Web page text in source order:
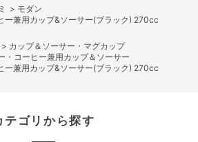
> モダン
ー兼用カップ&ソーサー(ブラック) 270cc
> カップ＆ソーサー・マグカップ
・コーヒー兼用カップ＆ソーサー
ー兼用カップ&ソーサー(ブラック) 270cc
テゴリから探す